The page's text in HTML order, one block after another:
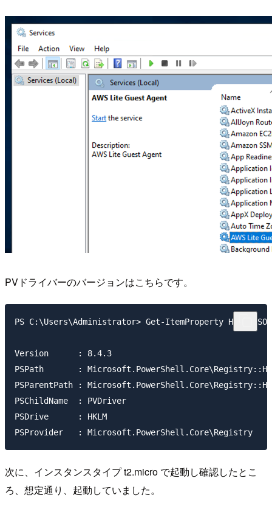
PVドライバーのバージョンはこちらです。
PS C:\Users\Administrator> Get-ItemProperty
Version      : 8.4.3
PSPath       :
PSParentPath :
PSChildName  : PVDriver
PSDrive      : HKLM
次に、インスタンスタイプ t2.micro で起動し確認したとこ
ろ、想定通り、起動していました。